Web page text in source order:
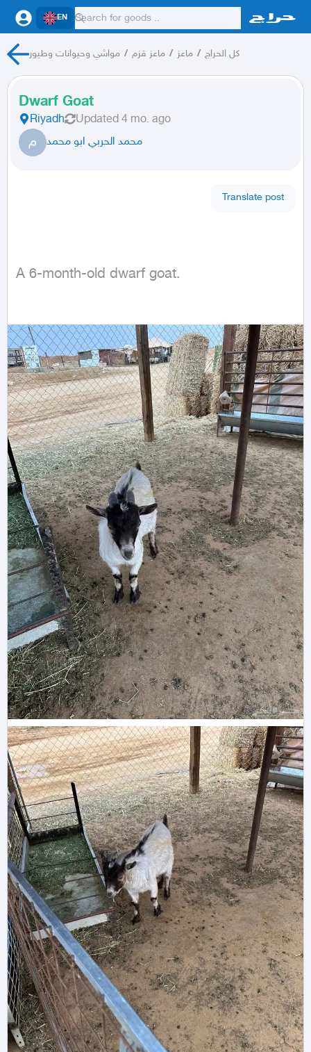
EN
مواشي وحيوانات وطيور / ماعز قزم / ماعز / كل الحراج
Dwarf Goat
Riyadh Updated 4 mo. ago
م محمد الحربي ابو محمد
Translate post
A 6-month-old dwarf goat.